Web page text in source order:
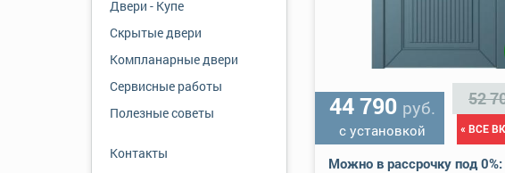
Двери - Купе
Скрытые двери
Компланарные двери
Сервисные работы
Полезные советы
Контакты
44 790 руб.
с установкой
52
« ВСЕ
Можно в рассрочку под 0%: